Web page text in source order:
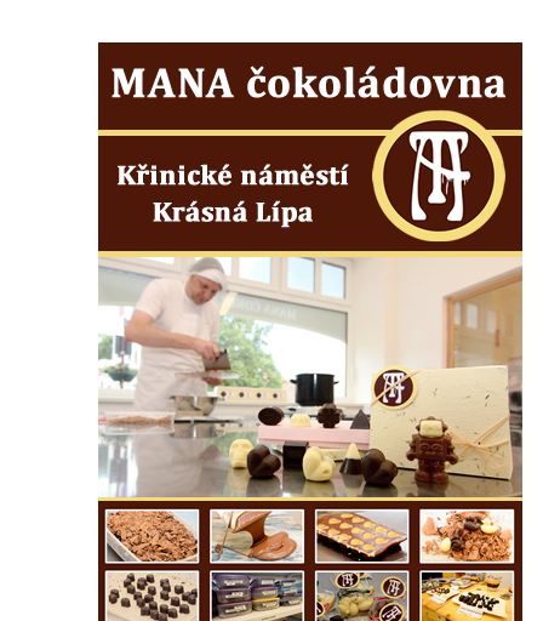
Českých Budějovicích
Pamětní deska Tomáše Garrigue Masaryka
na radnici v Českých Budějovicích
Pamětní deska na biskupské rezidenci v
Českých Budějovicích
Pamětní deska Josefa Hloucha na
biskupské rezidenci v Českých
Budějovicích
Socha žáby u rybníčku na Náměstí v
Kamenném Újezdě
Pamětní kámen družebních obcí Kamenný
Újezd a Krauchthal v parku na Náměstí v
Kamenném Újezdě
Socha na náměstí J. V. Kamarýta ve